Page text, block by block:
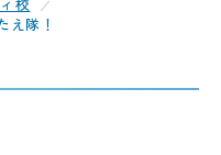
え隊！